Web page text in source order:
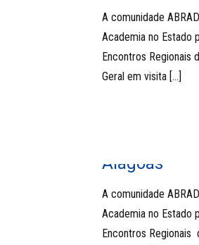
A comunidade
Academia no Estado
Encontros Regionais
Geral em visita[…]
Alagoas
A comunidade
Academia no Estado
Encontros Regionais